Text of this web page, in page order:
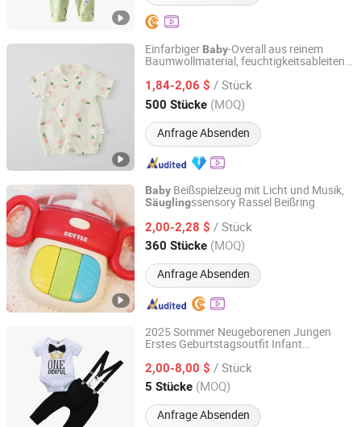
Einfarbiger Baby-Overall aus reinem
Baumwollmaterial, feuchtigkeitsableitend,
fürSäuglinge
1,84-2,06 $ / Stück
500 Stücke (MOQ)
Anfrage Absenden
GOOD SELLER CO.,LTD
Zhejiang, China Seit 2010
Baby Beißspielzeug mit Licht und Musik,
Säuglingssensory Rassel Beißring
2,00-2,28 $ / Stück
360 Stücke (MOQ)
Anfrage Absenden
Shantou S-Partner Toys Co., Ltd.
Guangdong, China Seit 2025
2025 Sommer Neugeborenen Jungen
Erstes Geburtstagsoutfit Infant
Lässige einfarbige Kleinkind
2,00-8,00 $ / Stück
5 Stücke (MOQ)
Anfrage Absenden
Shanghai Hexuan Baby Products Co., Ltd.
Shanghai, China Seit 2020